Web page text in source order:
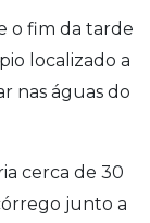
o fim da tarde
localizado a
nas águas do
cerca de 30
junto a